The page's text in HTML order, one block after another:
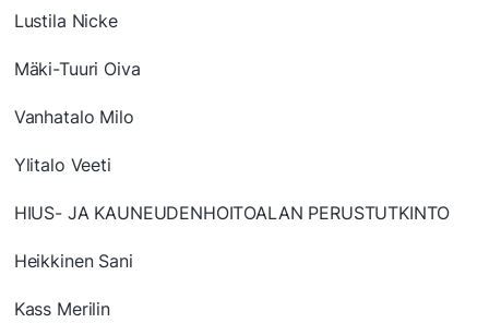
Lustila Nicke
Mäki-Tuuri Oiva
Vanhatalo Milo
Ylitalo Veeti
HIUS- JA KAUNEUDENHOITOALAN PERUSTUTKINTO
Heikkinen Sani
Kass Merilin